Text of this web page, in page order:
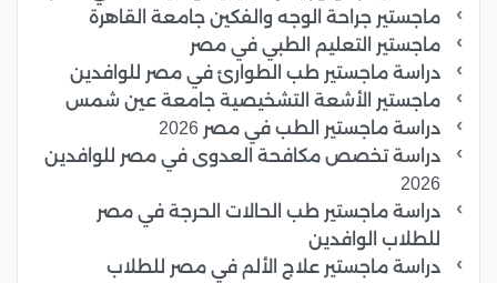
ماجستير جراحة الوجه والفكين جامعة القاهرة
ماجستير التعليم الطبي في مصر
دراسة ماجستير طب الطوارئ في مصر للوافدين
ماجستير الأشعة التشخيصية جامعة عين شمس
دراسة ماجستير الطب في مصر 2026
دراسة تخصص مكافحة العدوى في مصر للوافدين
2026
دراسة ماجستير طب الحالات الحرجة في مصر
للطلاب الوافدين
دراسة ماجستير علاج الألم في مصر للطلاب